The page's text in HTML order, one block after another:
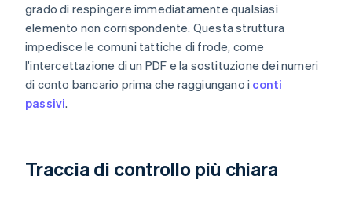
grado di respingere immediatamente qualsiasi
elemento non corrispondente. Questa struttura
impedisce le comuni tattiche di frode, come
l'intercettazione di un PDF e la sostituzione dei numeri
di conto bancario prima che raggiungano i conti
passivi.
Traccia di controllo più chiara